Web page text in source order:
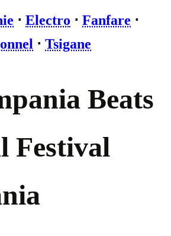
⋅ Electro ⋅ Fanfare ⋅
⋅ Tsigane
Beats
Festival